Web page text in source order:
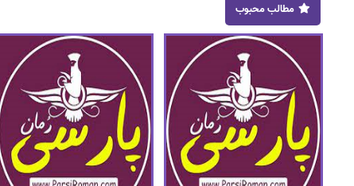
مطالب محبوب